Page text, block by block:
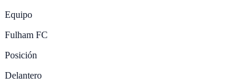
Equipo
Fulham FC
Posición
Delantero